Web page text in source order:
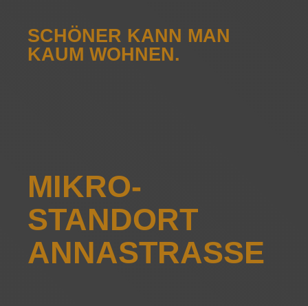
SCHÖNER KANN MAN
KAUM WOHNEN.
MIKRO­
STANDORT
ANNA­STRASSE